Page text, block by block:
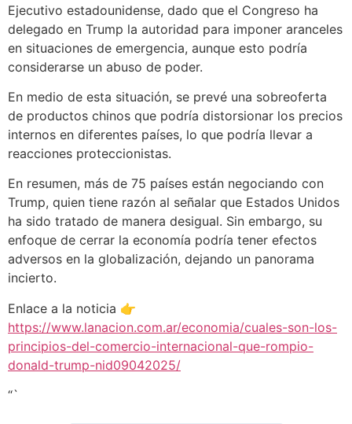
Ejecutivo estadounidense, dado que el Congreso ha
delegado en Trump la autoridad para imponer aranceles
en situaciones de emergencia, aunque esto podría
considerarse un abuso de poder.
En medio de esta situación, se prevé una sobreoferta
de productos chinos que podría distorsionar los precios
internos en diferentes países, lo que podría llevar a
reacciones proteccionistas.
En resumen, más de 75 países están negociando con
Trump, quien tiene razón al señalar que Estados Unidos
ha sido tratado de manera desigual. Sin embargo, su
enfoque de cerrar la economía podría tener efectos
adversos en la globalización, dejando un panorama
incierto.
Enlace a la noticia 👉
https://www.lanacion.com.ar/economia/cuales-son-los-
principios-del-comercio-internacional-que-rompio-
donald-trump-nid09042025/
“`